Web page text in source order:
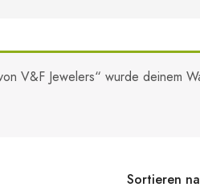
V&F Jewelers“ wurde deinem
Sortieren